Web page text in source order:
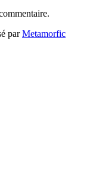
parMetamorfic